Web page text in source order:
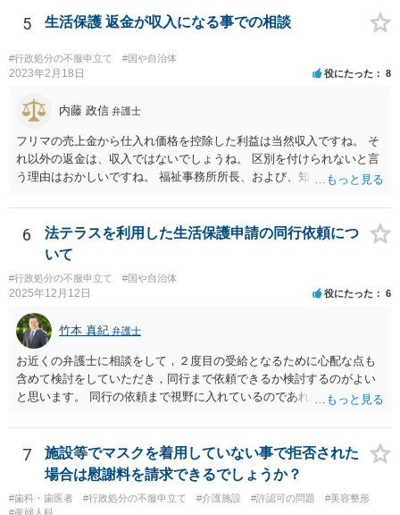
5 生活保護 返金が収入になる事での相談
#行政処分の不服申立て #国や自治体
2023年2月18日 役にたった 8
内藤 政信 弁護士
フリマの売上金から仕入れ価格を控除した利益は当然収入ですね。 そ
れ以外の返金は、収入ではないでしょうね。 区別を付けられないと言
う理由はおかしいですね。 福祉事務所所長、および、知事、および、
でしょう。
6
法テラスを利用した生活保護申請の同行依頼につ
いて
#行政処分の不服申立て #国や自治体
2025年12月12日 役にたった 6
竹本 真紀 弁護士
お近くの弁護士に相談をして，２度目の受給となるために心配な点も
含めて検討をしていただき，同行まで依頼できるか検討するのがよい
と思います。 同行の依頼まで視野に入れているのであれば，お近くの
7
施設等でマスクを着用していない事で拒否された
場合は慰謝料を請求できるでしょうか？
#歯科・歯医者 #行政処分の不服申立て #介護施設 #許認可の問題
#美容整形
#産婦人科